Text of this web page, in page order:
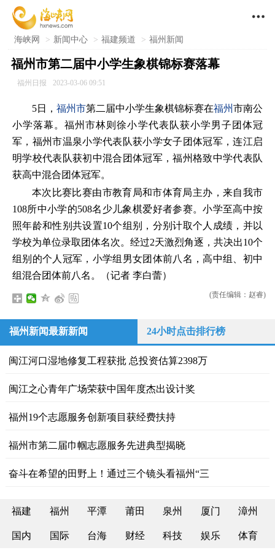

海峡网 > 新闻中心 > 福建频道 > 福州新闻
福州市第二届中小学生象棋锦标赛落幕
福州日报 2023-03-06 09:51
5日， 福州市第二届中小学生象棋锦标赛在福州市南公
小学落幕。福州市林则徐小学代表队获小学男子团体冠
军，福州市温泉小学代表队获小学女子团体冠军，连江启
明学校代表队获初中混合团体冠军，福州格致中学代表队
获高中混合团体冠军。
本次比赛比赛由市教育局和市体育局主办，来自我市
108所中小学的508名少儿象棋爱好者参赛。小学至高中按
照年龄和性别共设置10个组别，分别计取个人成绩，并以
学校为单位录取团体名次。经过2天激烈角逐，共决出10个
组别的个人冠军，小学组男女团体前八名，高中组、初中
组混合团体前八名。（记者 李白蕾）
(责任编辑：赵睿)
福州新闻最新新闻 24小时点击排行榜
闽江河口湿地修复工程获批 总投资估算2398万
闽江之心青年广场荣获中国年度杰出设计奖
福州19个志愿服务创新项目获经费扶持
福州市第二届巾帼志愿服务先进典型揭晓
奋斗在希望的田野上！通过三个镜头看福州“三
福建 福州 平潭 莆田 泉州 厦门 漳州
国内 国际 台海 财经 科技 娱乐 体育